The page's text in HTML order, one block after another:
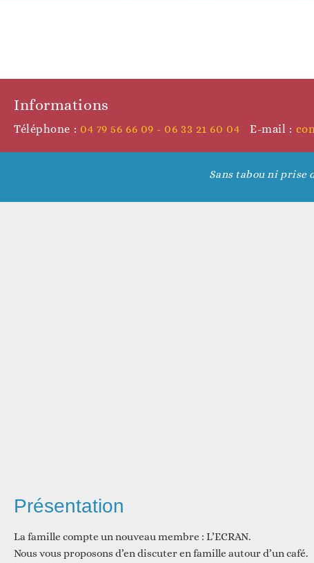
Informations
Téléphone : 04 79 56 66 09 - 06 33 21 60 04 E-mail :
Sans tabou ni prise
Présentation
La famille compte un nouveau membre : L’ECRAN.
Nous vous proposons d’en discuter en famille autour d’un café.